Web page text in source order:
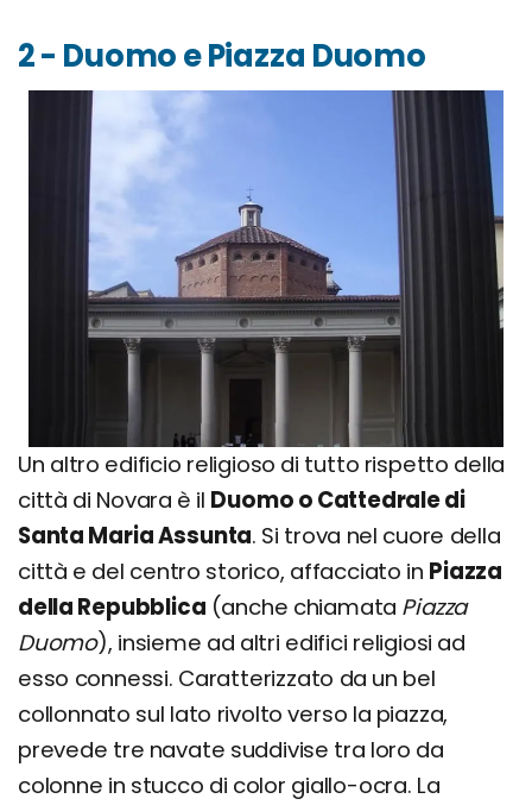
2 - Duomo e Piazza Duomo
Un altro edificio religioso di tutto rispetto della
città di Novara è il Duomo o Cattedrale di
Santa Maria Assunta. Si trova nel cuore della
città e del centro storico, affacciato in Piazza
della Repubblica (anche chiamata Piazza
Duomo), insieme ad altri edifici religiosi ad
esso connessi. Caratterizzato da un bel
collonnato sul lato rivolto verso la piazza,
prevede tre navate suddivise tra loro da
colonne in stucco di color giallo-ocra. La